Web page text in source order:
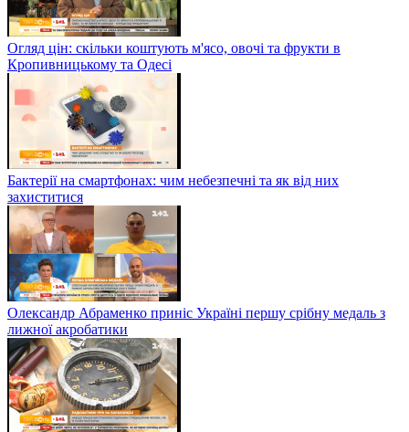
Огляд цін: скільки коштують м'ясо, овочі та фрукти в
Кропивницькому та Одесі
Бактерії на смартфонах: чим небезпечні та як від них
захиститися
Олександр Абраменко приніс Україні першу срібну медаль з
лижної акробатики